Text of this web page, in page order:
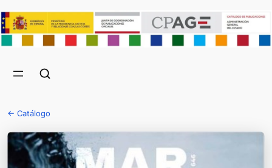
← Catálogo